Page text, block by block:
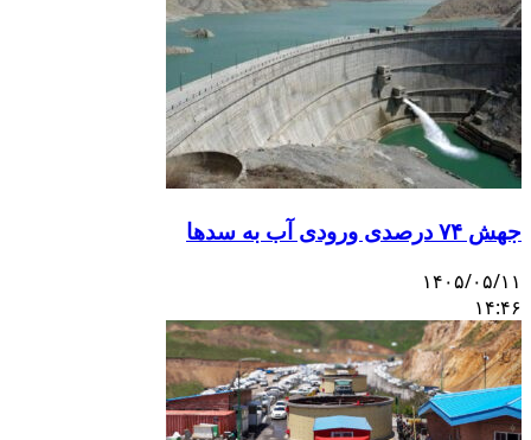
جهش ۷۴ درصدی ورودی آب به سدها
۱۴۰۵/۰۵/۱۱
۱۴:۴۶